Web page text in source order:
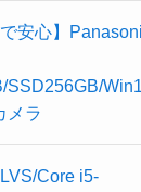
安心】
SSD256GB/
メラ
Core i5-